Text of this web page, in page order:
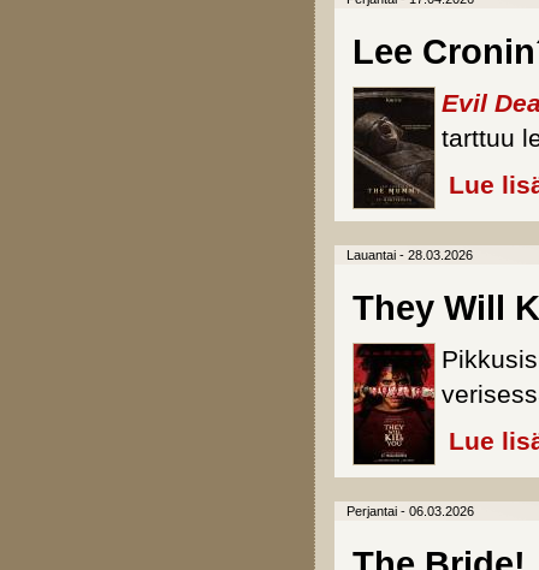
Lee
Evil
tarttuu
Lue
Lauantai - 28.03.2026
They Will
Lue
Perjantai - 06.03.2026